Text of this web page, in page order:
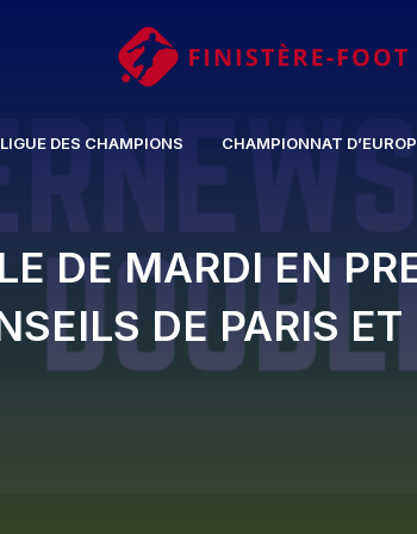
LIGUE DES CHAMPIONS CHAMPIONNAT
DE MARDI EN
DE PARIS